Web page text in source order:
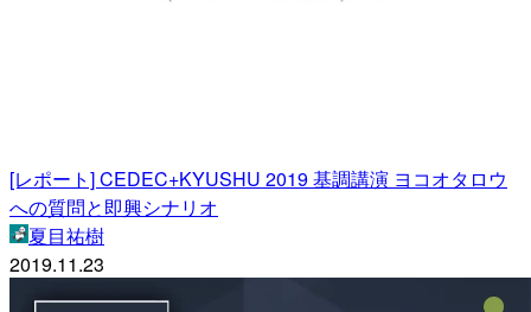
[レポート] CEDEC+KYUSHU 2019 基調講演 ヨコオタロウ
への質問と即興シナリオ
夏目祐樹
2019.11.23